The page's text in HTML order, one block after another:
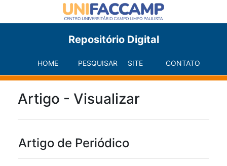
Repositório Digital
HOME PESQUISAR SITE CONTATO
Artigo - Visualizar
Artigo de Periódico